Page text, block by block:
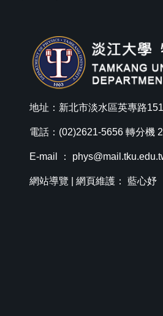
地址：新北市淡水區英專路
電話：(02)2621-5656 轉分機
E-mail ：
網站導覽 | 網頁維護： 藍心妤